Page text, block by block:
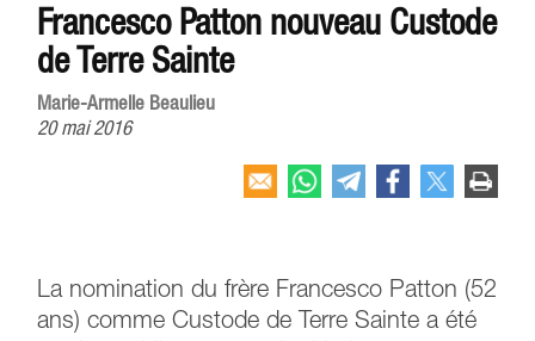
Francesco Patton nouveau Custode
de Terre Sainte
Marie-Armelle Beaulieu
20 mai 2016
La nomination du frère Francesco Patton (52
ans) comme Custode de Terre Sainte a été